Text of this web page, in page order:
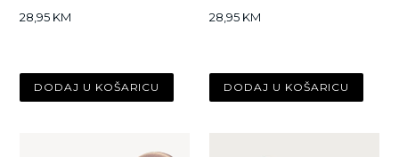
Standardna
28,95 KM
Standardna
28,95 KM